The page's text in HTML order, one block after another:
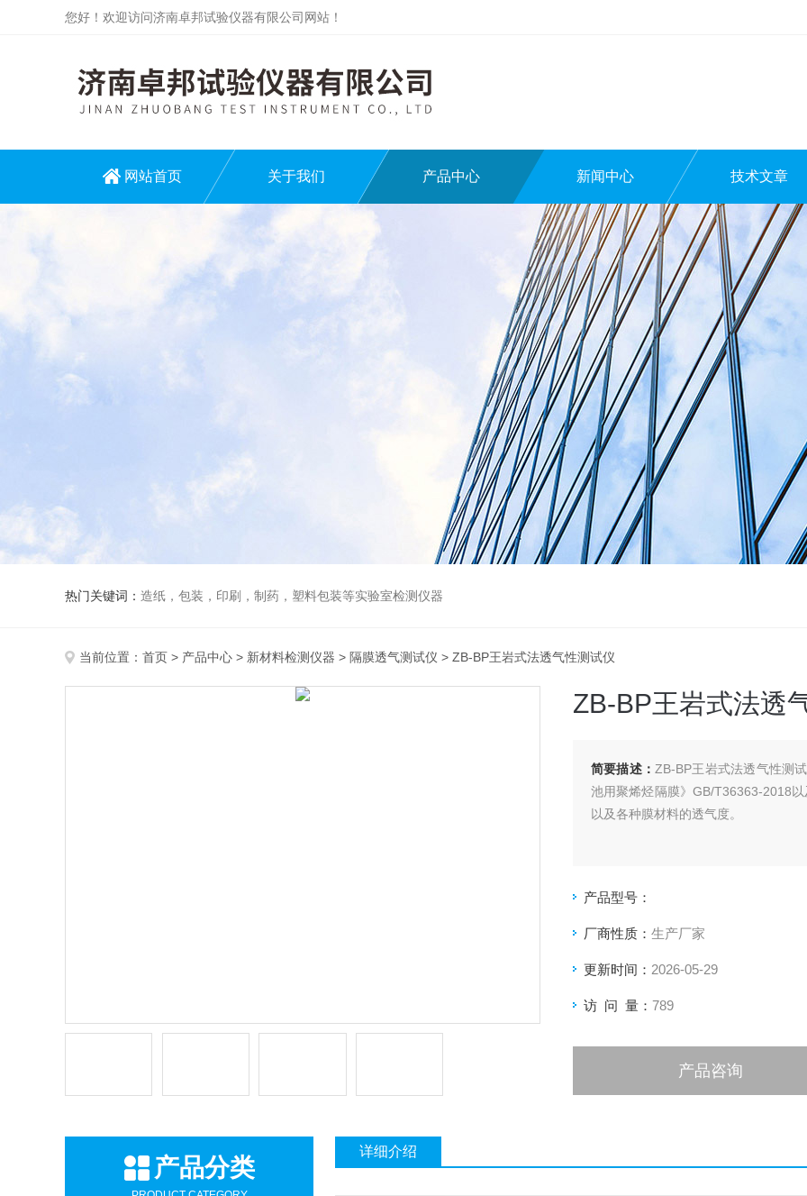
您好！欢迎访问济南卓邦试验仪器有限公司网站！
网站首页 关于我们 产品中心 新闻中心 技术文章
热门关键词： 造纸，包装，印刷，制药，塑料包装等实验室检测仪器
当前位置： 首页 > 产品中心 > 新材料检测仪器 > 隔膜透气测试仪 > ZB-BP王岩式法透气性测试仪
ZB-BP王岩式法透
简要描述： ZB-BP王岩式法透气性测
池用聚烯烃隔膜》GB/T36363-2018
以及各种膜材料的透气度。
产品型号：
厂商性质： 生产厂家
更新时间： 2026-05-29
访 问 量： 789
产品咨询
产品分类
详细介绍